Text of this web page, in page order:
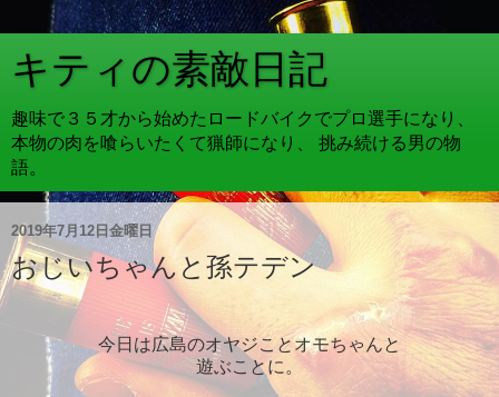
キティの素敵日記
趣味で３５才から始めたロードバイクでプロ選手になり、
本物の肉を喰らいたくて猟師になり、 挑み続ける男の物
語。
2019年7月12日金曜日
おじいちゃんと孫テデン
今日は広島のオヤジことオモちゃんと
遊ぶことに。